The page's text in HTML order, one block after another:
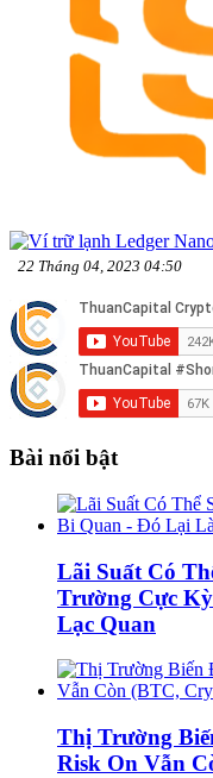
22 Tháng 04, 2023 04:50
Bài nổi bật
Lãi Suất Có
Trường Cực
Lạc Quan
Thị Trường
Risk On Vẫn